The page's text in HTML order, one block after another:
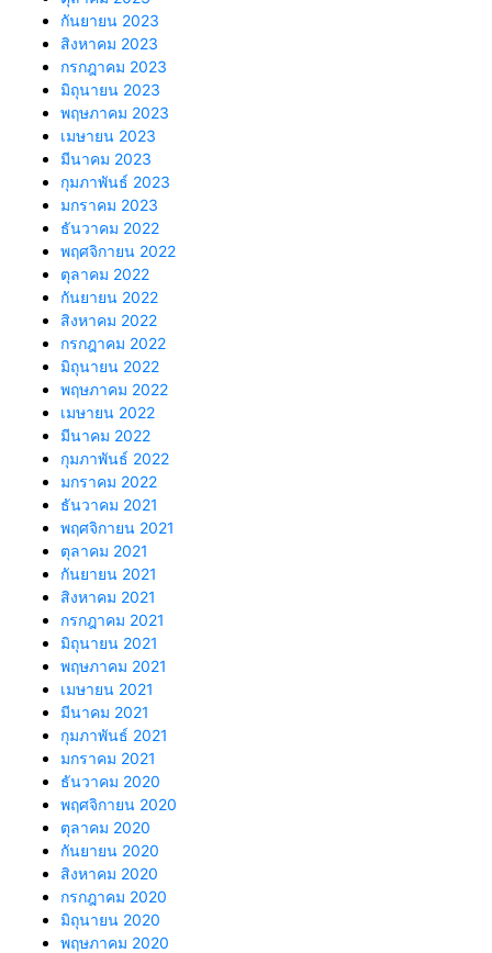
กันยายน 2023
สิงหาคม 2023
กรกฎาคม 2023
มิถุนายน 2023
พฤษภาคม 2023
เมษายน 2023
มีนาคม 2023
กุมภาพันธ์ 2023
มกราคม 2023
ธันวาคม 2022
พฤศจิกายน 2022
ตุลาคม 2022
กันยายน 2022
สิงหาคม 2022
กรกฎาคม 2022
มิถุนายน 2022
พฤษภาคม 2022
เมษายน 2022
มีนาคม 2022
กุมภาพันธ์ 2022
มกราคม 2022
ธันวาคม 2021
พฤศจิกายน 2021
ตุลาคม 2021
กันยายน 2021
สิงหาคม 2021
กรกฎาคม 2021
มิถุนายน 2021
พฤษภาคม 2021
เมษายน 2021
มีนาคม 2021
กุมภาพันธ์ 2021
มกราคม 2021
ธันวาคม 2020
พฤศจิกายน 2020
ตุลาคม 2020
กันยายน 2020
สิงหาคม 2020
กรกฎาคม 2020
มิถุนายน 2020
พฤษภาคม 2020